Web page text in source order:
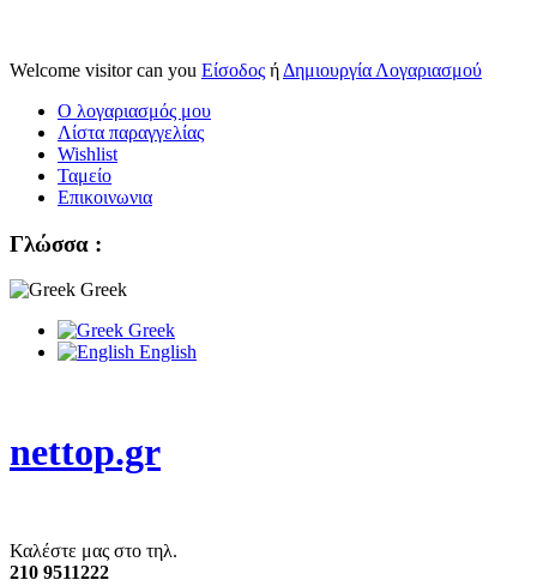
Welcome visitor can you Είσοδος ή Δημιουργία Λογαριασμού
Ο λογαριασμός μου
Λίστα παραγγελίας
Wishlist
Ταμείο
Επικοινωνια
Γλώσσα :
Greek
Greek
English
nettop.gr
Καλέστε μας στο τηλ.
210 9511222